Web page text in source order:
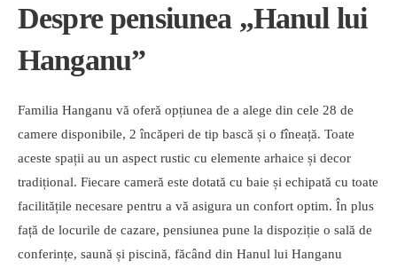
Despre pensiunea „Hanul lui
Hanganu”
Familia Hanganu vă oferă opțiunea de a alege din cele 28 de
camere disponibile, 2 încăperi de tip bască și o fîneață. Toate
aceste spații au un aspect rustic cu elemente arhaice și decor
tradițional. Fiecare cameră este dotată cu baie și echipată cu toate
facilitățile necesare pentru a vă asigura un confort optim. În plus
față de locurile de cazare, pensiunea pune la dispoziție o sală de
conferințe, saună și piscină, făcând din Hanul lui Hanganu